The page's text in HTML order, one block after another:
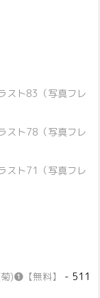
スト83（写真フレ
スト78（写真フレ
スト71（写真フレ
)❶【無料】
- 511